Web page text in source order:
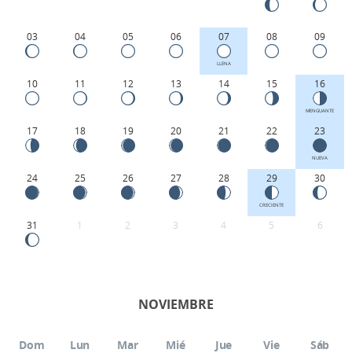
03 04 05 06 07
LLENA
08 09
10 11 12 13 14 15 16
MENGUANTE
17 18 19 20 21 22 23
NUEVA
24 25 26 27 28 29
CRECIENTE
30
31 1 2 3 4 5 6
NOVIEMBRE
Dom Lun Mar Mié Jue Vie Sáb